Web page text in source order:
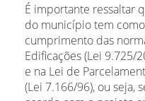
É importante ressaltar
do município tem
cumprimento das
Edificações (Lei 9.725/
e na Lei de
(Lei 7.166/96), ou seja,